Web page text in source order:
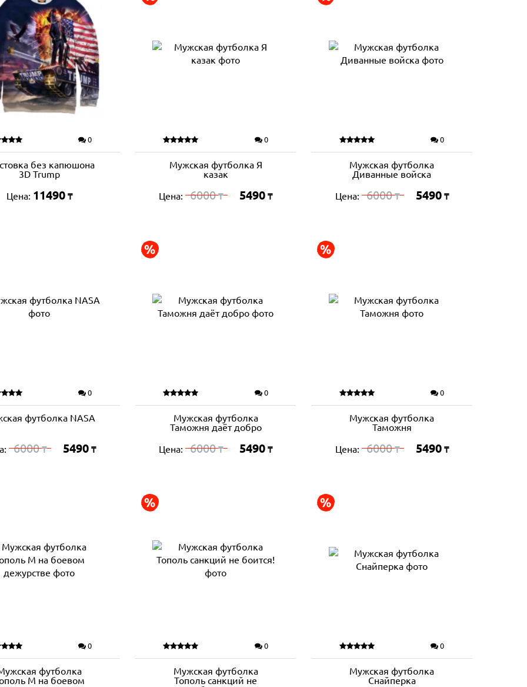
0
без капюшона
3D Trump
Цена: 11490 ₸
0
Мужская футболка Я
казак
Цена: 6000₸ 5490 ₸
0
Мужская футболка
Диванные войска
Цена: 6000₸ 5490 ₸
0
футболка NASA
6000₸ 5490 ₸
0
Мужская футболка
Таможня даёт добро
Цена: 6000₸ 5490 ₸
0
Мужская футболка
Таможня
Цена: 6000₸ 5490 ₸
0
футболка
М на боевом
0
Мужская футболка
Тополь санкций не
0
Мужская футболка
Снайперка